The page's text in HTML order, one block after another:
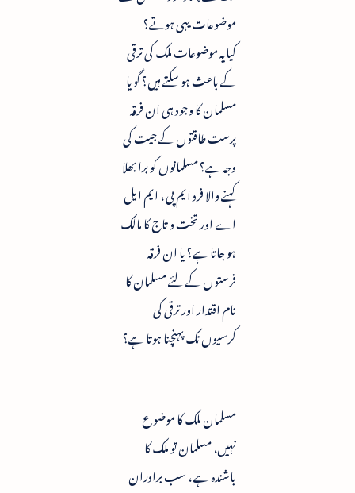
موضوعات یہی ہوتے؟
کیایہ موضوعات ملک کی ترقی
کے باعث ہو سکتے ہیں؟ گویا
مسلمان کا وجود ہی ان فرقہ
پرست طاقتوں کے جیت کی
وجہ ہے؟ مسلمانوں کو برا بھلا
کہنے والا فرد ایم پی ، ایم ایل
اے اور تخت و تاج کا مالک
ہو جاتا ہے؟ یا ان فرقہ
فرستوں کے لئے مسلمان کا
نام اقتدار اور ترقی کی
کرسیوں تک پہنچنا ہوتا ہے؟
مسلمان ملک کا موضوع
نہیں، مسلمان تو ملک کا
باشندہ ہے ، سب برادران